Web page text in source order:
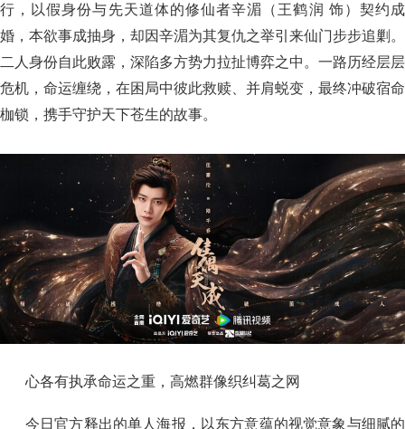
行，以假身份与先天道体的修仙者辛湄（王鹤润 饰）契约成
婚，本欲事成抽身，却因辛湄为其复仇之举引来仙门步步追剿。
二人身份自此败露，深陷多方势力拉扯博弈之中。一路历经层层
危机，命运缠绕，在困局中彼此救赎、并肩蜕变，最终冲破宿命
枷锁，携手守护天下苍生的故事。
心各有执承命运之重，高燃群像织纠葛之网
今日官方释出的单人海报，以东方意蕴的视觉意象与细腻的